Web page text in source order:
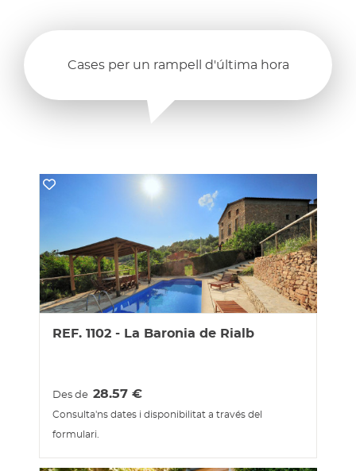
Cases per un rampell d'última hora
REF. 1102 - La Baronia de Rialb
Des de 28.57€
Consulta'ns dates i disponibilitat a través del
formulari.